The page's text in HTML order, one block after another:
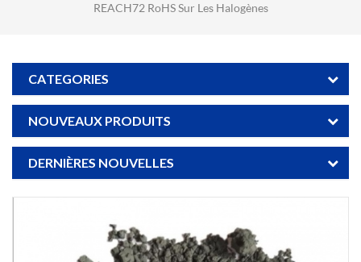
REACH72 RoHS Sur Les Halogènes
CATEGORIES
NOUVEAUX PRODUITS
DERNIÈRES NOUVELLES